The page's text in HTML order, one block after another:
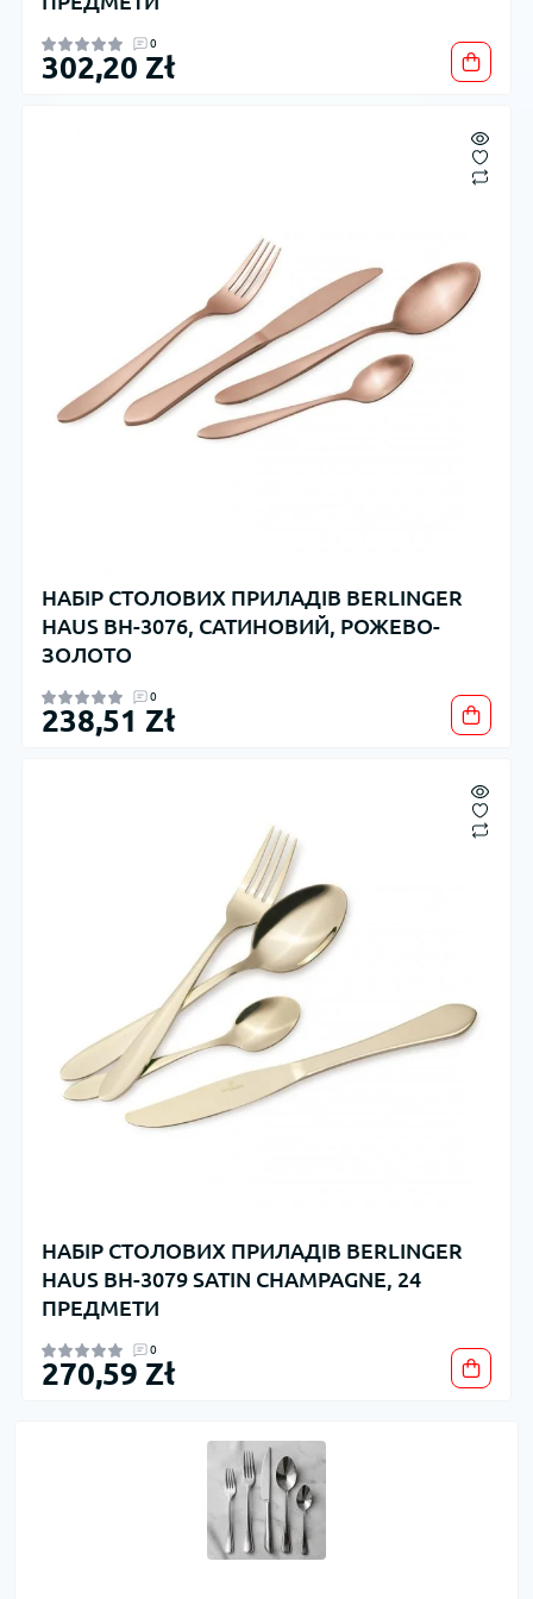
0
302,20 Zł
НАБІР СТОЛОВИХ ПРИЛАДІВ BERLINGER
HAUS BH-3076, САТИНОВИЙ, РОЖЕВО-
ЗОЛОТО
0
238,51 Zł
НАБІР СТОЛОВИХ ПРИЛАДІВ BERLINGER
HAUS BH-3079 SATIN CHAMPAGNE, 24
ПРЕДМЕТИ
0
270,59 Zł